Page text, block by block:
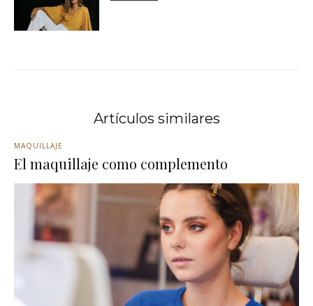
Artículos similares
MAQUILLAJE
El maquillaje como complemento